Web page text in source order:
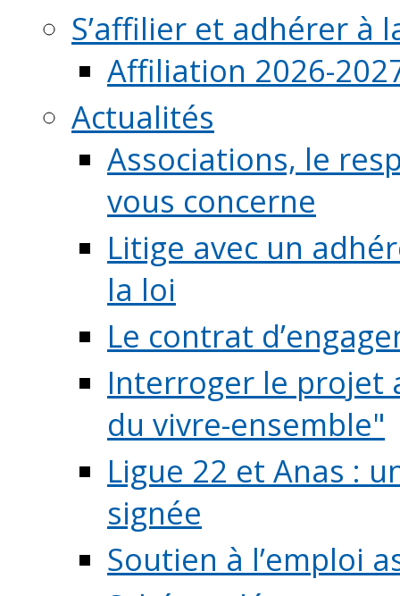
S’affilier et adhérer à
Affiliation 2026-
Actualités
Associations, le
vous concerne
Litige avec un
la loi
Le contrat
Interroger le projet
du vivre-ensemble"
Ligue 22 et Anas :
signée
Soutien à l’emploi